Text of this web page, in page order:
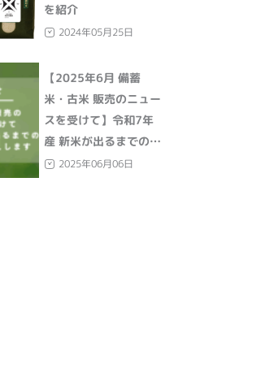
を紹介
2024年05月25日
【2025年6月 備蓄
米・古米 販売のニュー
スを受けて】令和7年
産 新米が出るまでの販
売方針をお伝えします
2025年06月06日